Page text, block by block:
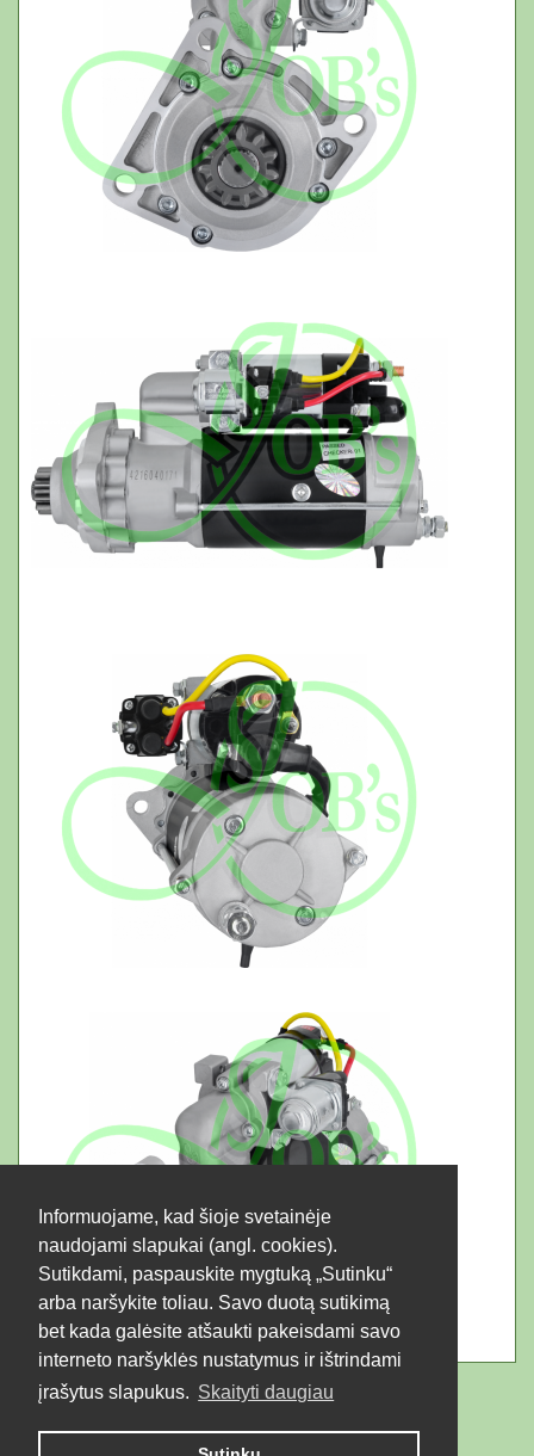
Informuojame, kad šioje svetainėje
naudojami slapukai (angl. cookies).
Sutikdami, paspauskite mygtuką „Sutinku“
arba naršykite toliau. Savo duotą sutikimą
bet kada galėsite atšaukti pakeisdami savo
interneto naršyklės nustatymus ir ištrindami
įrašytus slapukus. Skaityti daugiau